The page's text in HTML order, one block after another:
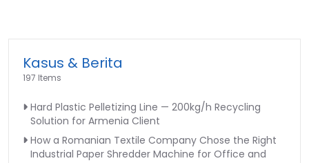
Kasus & Berita
197 Items
Hard Plastic Pelletizing Line — 200kg/h Recycling
Solution for Armenia Client
How a Romanian Textile Company Chose the Right
Industrial Paper Shredder Machine for Office and